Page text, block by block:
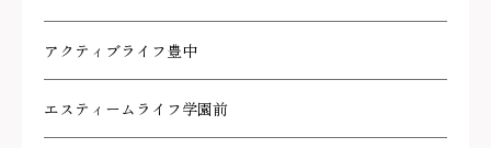
アクティブライフ豊中
エスティームライフ学園前